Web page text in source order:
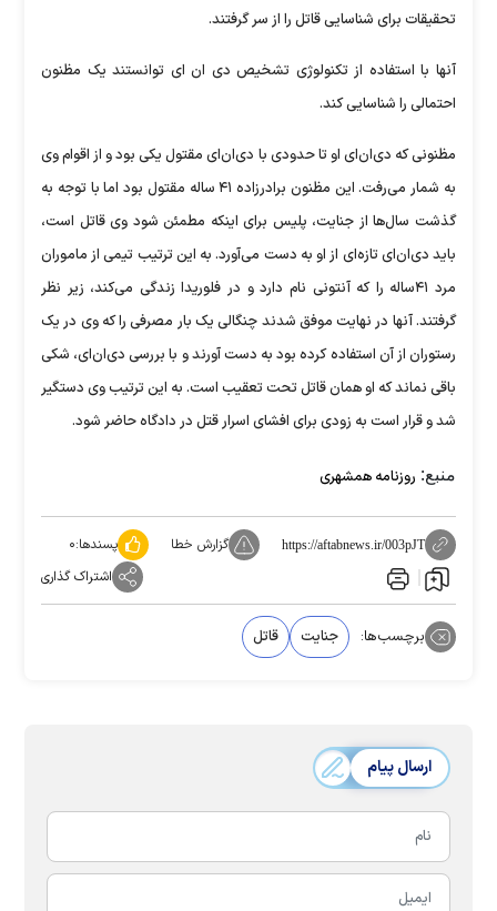
تحقیقات برای شناسایی قاتل را از سر گرفتند.
آنها با استفاده از تکنولوژی تشخیص دی ان ای توانستند یک مظنون
احتمالی را شناسایی کند.
مظنونی که دی‌ان‌ای او تا حدودی با دی‌ان‌ای مقتول یکی بود و از اقوام وی
به شمار می‌رفت. این مظنون برادرزاده ۴۱ ساله مقتول بود اما با توجه به
گذشت سال‌ها از جنایت، پلیس برای اینکه مطمئن شود وی قاتل است،
باید دی‌ان‌ای تازه‌ای از او به دست می‌آورد. به این ترتیب تیمی از ماموران
مرد ۴۱ساله را که آنتونی نام دارد و در فلوریدا زندگی می‌کند، زیر نظر
گرفتند. آنها در نهایت موفق شدند چنگالی یک بار مصرفی را که وی در یک
رستوران از آن استفاده کرده بود به دست آورند و با بررسی دی‌ان‌ای، شکی
باقی نماند که او همان قاتل تحت تعقیب است. به این ترتیب وی دستگیر
شد و قرار است به زودی برای افشای اسرار قتل در دادگاه حاضر شود.
منبع: روزنامه همشهری
https://aftabnews.ir/003pJT گزارش خطا پسندها:۰
اشتراک گذاری
برچسب‌ها: جنایت قاتل
ارسال پیام